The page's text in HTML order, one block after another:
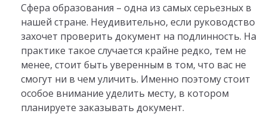
Сфера образования – одна из самых серьезных в
нашей стране. Неудивительно, если руководство
захочет проверить документ на подлинность. На
практике такое случается крайне редко, тем не
менее, стоит быть уверенным в том, что вас не
смогут ни в чем уличить. Именно поэтому стоит
особое внимание уделить месту, в котором
планируете заказывать документ.